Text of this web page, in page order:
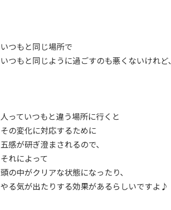
いつもと同じ場所で
いつもと同じように過ごすのも悪くないけれど、
人っていつもと違う場所に行くと
その変化に対応するために
五感が研ぎ澄まされるので、
それによって
頭の中がクリアな状態になったり、
やる気が出たりする効果があるらしいですよ♪